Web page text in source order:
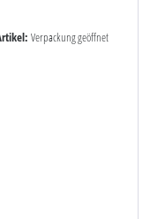
Verpackung geöffnet